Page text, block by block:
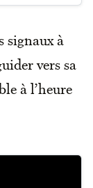
signaux à
vers sa
à l’heure